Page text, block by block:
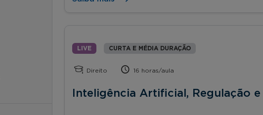
LIVE CURTA E MÉDIA DURAÇÃO
Direito 16 horas/aula
Inteligência Artificial, Regulação e